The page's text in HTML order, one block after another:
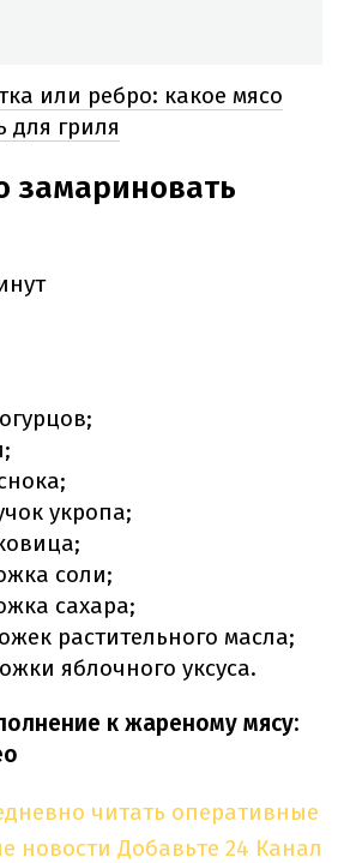
или ребро: какое мясо
для гриля
замариновать
укропа;
соли;
сахара;
растительного масла;
яблочного уксуса.
к жареному мясу:
читать оперативные
новости Добавьте 24 Канал